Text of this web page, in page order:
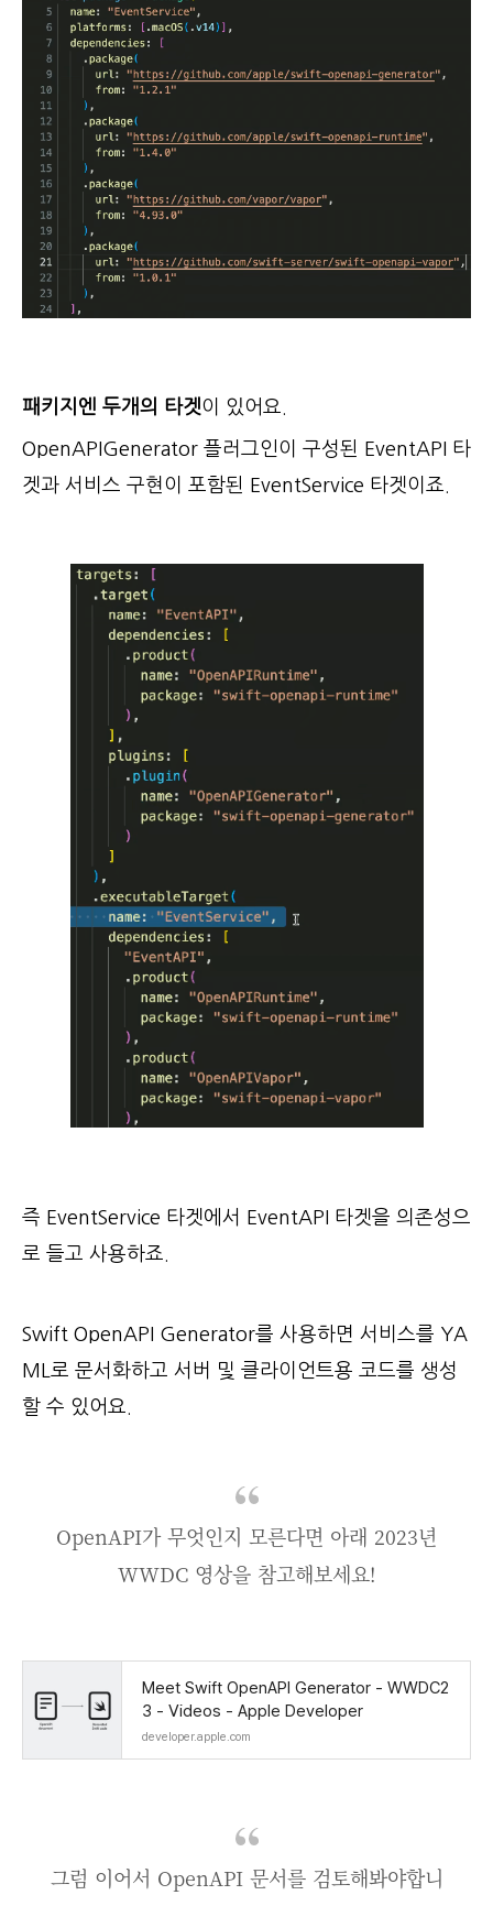
패키지엔 두개의 타겟이 있어요.
OpenAPIGenerator 플러그인이 구성된 EventAPI 타
겟과 서비스 구현이 포함된 EventService 타겟이죠.
즉 EventService 타겟에서 EventAPI 타겟을 의존성으
로 들고 사용하죠.
Swift OpenAPI Generator를 사용하면 서비스를 YA
ML로 문서화하고 서버 및 클라이언트용 코드를 생성
할 수 있어요.
OpenAPI가 무엇인지 모른다면 아래 2023년
WWDC 영상을 참고해보세요!
Meet Swift OpenAPI Generator - WWDC2
3 - Videos - Apple Developer
developer.apple.com
그럼 이어서 OpenAPI 문서를 검토해봐야합니